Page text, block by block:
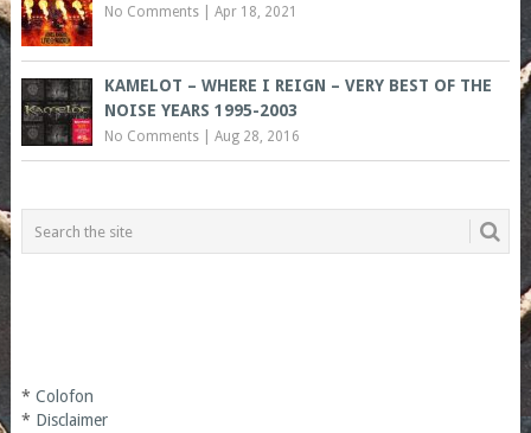
No Comments| Apr 18, 2021
KAMELOT – WHERE I REIGN – VERY BEST OF THE
NOISE YEARS 1995-2003
No Comments| Aug 28, 2016
* Colofon
* Disclaimer